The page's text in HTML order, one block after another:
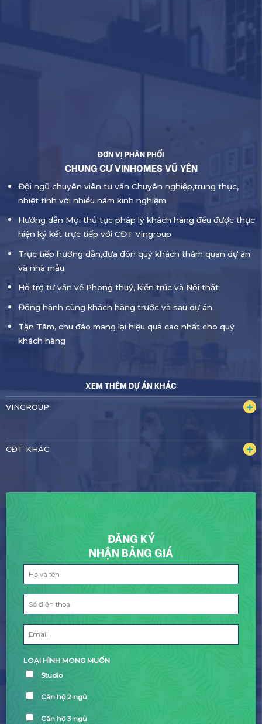
ĐƠN VỊ PHÂN PHỐI
CHUNG CƯ VINHOMES VŨ YÊN
Đội ngũ chuyên viên tư vấn Chuyên nghiệp,trung thực,
nhiệt tình với nhiều năm kinh nghiệm
Hướng dẫn Mọi thủ tục pháp lý khách hàng đều được thực
hiện ký kết trực tiếp với CĐT Vingroup
Trực tiếp hướng dẫn,đưa đón quý khách thăm quan dự án
và nhà mẫu
Hỗ trợ tư vấn về Phong thuỷ, kiến trúc và Nội thất
Đồng hành cùng khách hàng trước và sau dự án
Tận Tâm, chu đáo mang lại hiệu quả cao nhất cho quý
khách hàng
XEM THÊM DỰ ÁN KHÁC
VINGROUP
CĐT KHÁC
ĐĂNG KÝ
NHẬN BẢNG GIÁ
LOẠI HÌNH MONG MUỐN
Studio
Căn hộ 2 ngủ
Căn hộ 3 ngủ